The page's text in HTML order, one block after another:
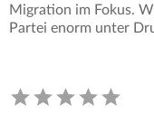
Migration im Fokus.
Partei enorm unter